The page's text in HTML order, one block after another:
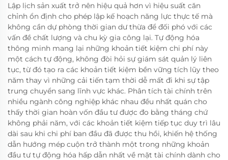
Lập lịch sản xuất trở nên hiệu quả hơn vì hiệu suất căn
chỉnh ổn định cho phép lập kế hoạch năng lực thực tế mà
không cần dự phòng thời gian dư thừa để đối phó với các
vấn đề chất lượng và chu kỳ gia công lại. Tự động hóa
thông minh mang lại những khoản tiết kiệm chi phí này
một cách tự động, không đòi hỏi sự giám sát quản lý liên
tục, từ đó tạo ra các khoản tiết kiệm bền vững tích lũy theo
năm thay vì những cải tiến tạm thời dễ mất đi khi sự tập
trung chuyển sang lĩnh vực khác. Phân tích tài chính trên
nhiều ngành công nghiệp khác nhau đều nhất quán cho
thấy thời gian hoàn vốn đầu tư được đo bằng tháng chứ
không phải năm, với các khoản tiết kiệm tiếp tục duy trì lâu
dài sau khi chi phí ban đầu đã được thu hồi, khiến hệ thống
dẫn hướng mép cuộn trở thành một trong những khoản
đầu tư tự động hóa hấp dẫn nhất về mặt tài chính dành cho